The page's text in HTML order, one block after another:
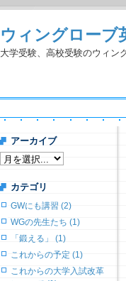
ウィングロー
大学受験、高校受験のウィン
アーカイブ
カテゴリ
GWにも講習 (2)
WGの先生たち (1)
「鍛える」 (1)
これからの予定 (1)
これからの大学入試改革